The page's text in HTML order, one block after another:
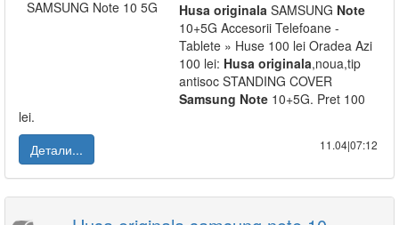
Husa originala SAMSUNG Note
10+5G Accesorii Telefoane -
Tablete » Huse 100 lei Oradea Azi
100 lei: Husa originala,noua,tip
antisoc STANDING COVER
Samsung Note 10+5G. Pret 100
lei.
Детали...
11.04|07:12